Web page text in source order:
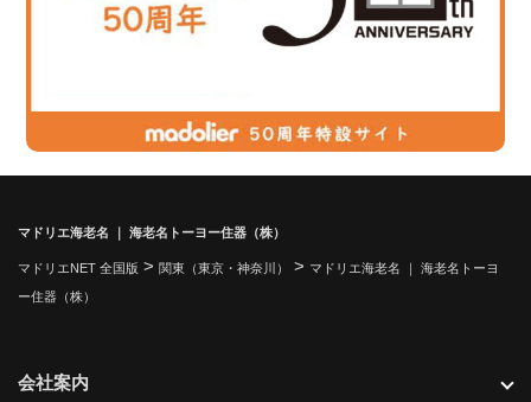
マドリエ海老名 ｜ 海老名トーヨー住器（株）
マドリエNET 全国版 > 関東（東京・神奈川） > マドリエ海老名 ｜ 海老名トーヨ
ー住器（株）
会社案内